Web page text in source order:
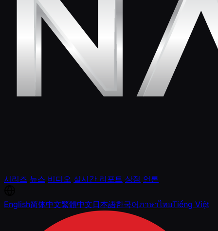
시리즈 뉴스 비디오 실시간 리포트 상점 언론
English简体中文繁體中文日本語한국어ภาษาไทยTiếng Việt